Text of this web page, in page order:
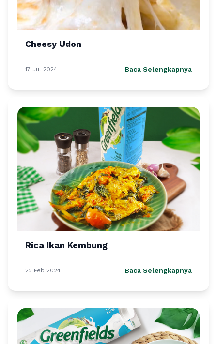
Cheesy Udon
17 Jul 2024 Baca Selengkapnya
Rica Ikan Kembung
22 Feb 2024 Baca Selengkapnya